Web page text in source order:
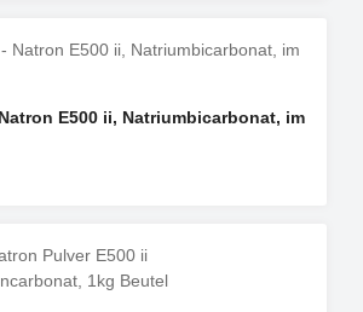
E500 ii, Natriumbicarbonat, im